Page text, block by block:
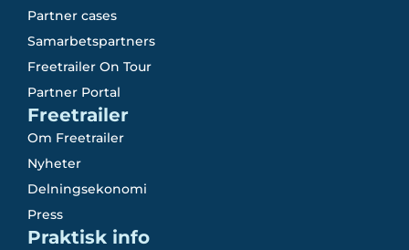
Partner cases
Samarbetspartners
Freetrailer On Tour
Partner Portal
Freetrailer
Om Freetrailer
Nyheter
Delningsekonomi
Press
Praktisk info